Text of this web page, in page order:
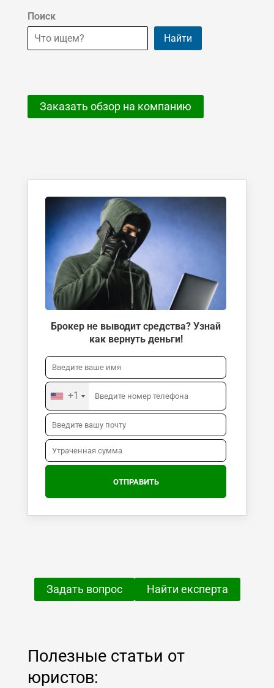
Поиск
Найти
Заказать обзор на компанию
Брокер не выводит средства? Узнай
как вернуть деньги!
+1
Задать вопрос Найти експерта
Полезные статьи от
юристов: